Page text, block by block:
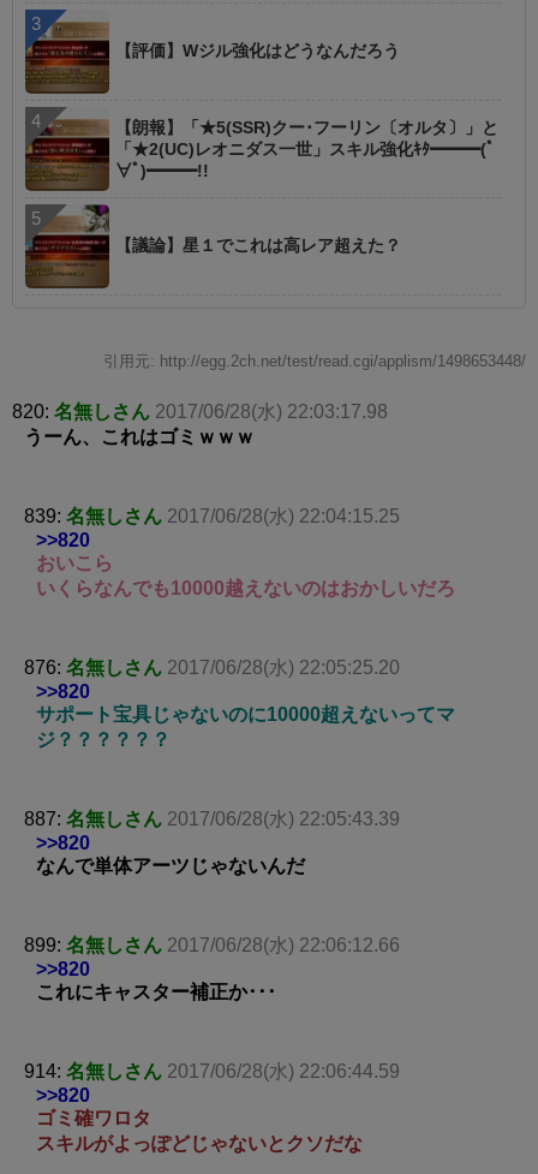
【評価】Wジル強化はどうなんだろう
【朗報】「★5(SSR)クー･フーリン〔オルタ〕」と
「★2(UC)レオニダス一世」スキル強化ｷﾀ━━━(ﾟ
∀ﾟ)━━━!!
【議論】星１でこれは高レア超えた？
引用元: http://egg.2ch.net/test/read.cgi/applism/1498653448/
820: 名無しさん 2017/06/28(水) 22:03:17.98
うーん、これはゴミｗｗｗ
839: 名無しさん 2017/06/28(水) 22:04:15.25
>>820
おいこら
いくらなんでも10000越えないのはおかしいだろ
876: 名無しさん 2017/06/28(水) 22:05:25.20
>>820
サポート宝具じゃないのに10000超えないってマ
ジ？？？？？？
887: 名無しさん 2017/06/28(水) 22:05:43.39
>>820
なんで単体アーツじゃないんだ
899: 名無しさん 2017/06/28(水) 22:06:12.66
>>820
これにキャスター補正か･･･
914: 名無しさん 2017/06/28(水) 22:06:44.59
>>820
ゴミ確ワロタ
スキルがよっぽどじゃないとクソだな